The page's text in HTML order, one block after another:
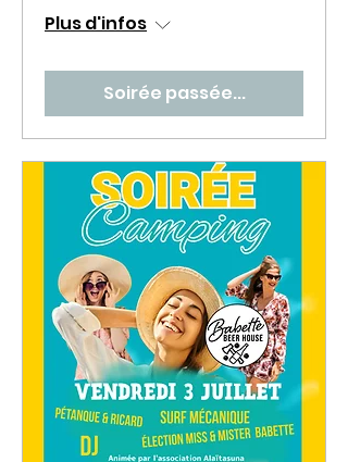
Plus d'infos
Soirée passée...